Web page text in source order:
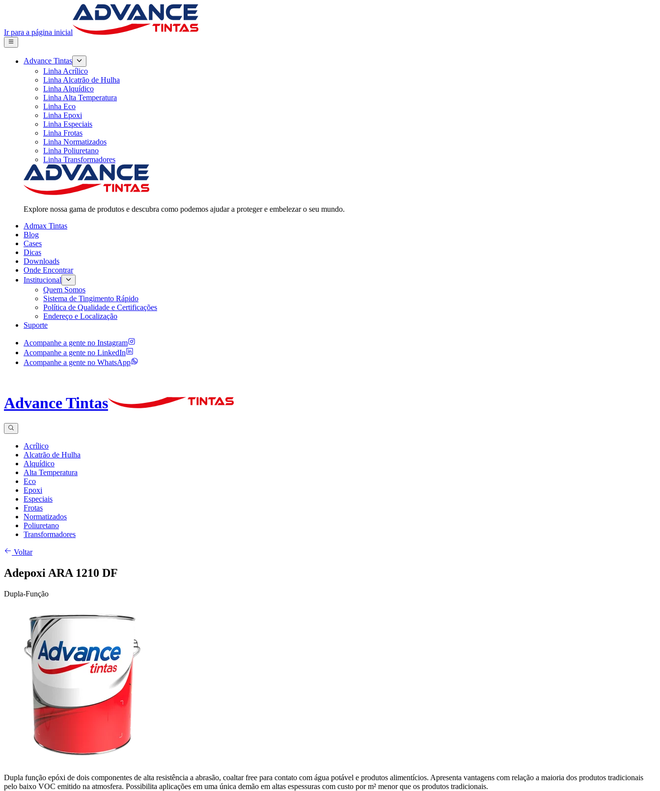
Ir para a página inicial
Advance Tintas
Linha Acrílico
Linha Alcatrão de Hulha
Linha Alquídico
Linha Alta Temperatura
Linha Eco
Linha Epoxi
Linha Especiais
Linha Frotas
Linha Normatizados
Linha Poliuretano
Linha Transformadores
Explore nossa gama de produtos e descubra como podemos ajudar a proteger e embelezar o seu mundo.
Admax Tintas
Blog
Cases
Dicas
Downloads
Onde Encontrar
Institucional
Quem Somos
Sistema de Tingimento Rápido
Política de Qualidade e Certificações
Endereço e Localização
Suporte
Acompanhe a gente no Instagram
Acompanhe a gente no LinkedIn
Acompanhe a gente no WhatsApp
Advance Tintas
Acrílico
Alcatrão de Hulha
Alquídico
Alta Temperatura
Eco
Epoxi
Especiais
Frotas
Normatizados
Poliuretano
Transformadores
Voltar
Adepoxi ARA 1210 DF
Dupla-Função
Dupla função epóxi de dois componentes de alta resistência a abrasão, coaltar free para contato com água potável e produtos alimentícios. Apresenta vantagens com relação a maioria dos produtos tradicionais
pelo baixo VOC emitido na atmosfera. Possibilita aplicações em uma única demão em altas espessuras com custo por m² menor que os produtos tradicionais.